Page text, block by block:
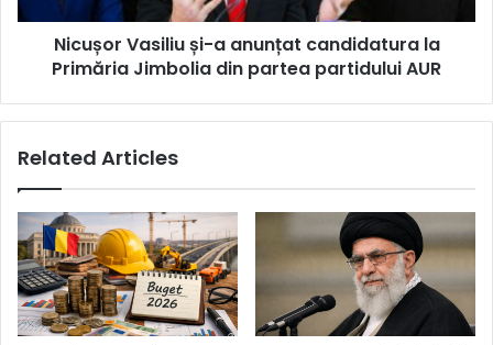
Jimbolia
partea
Nicușor Vasiliu și-a anunțat candidatura la
Primăria Jimbolia din partea partidului AUR
Related Articles